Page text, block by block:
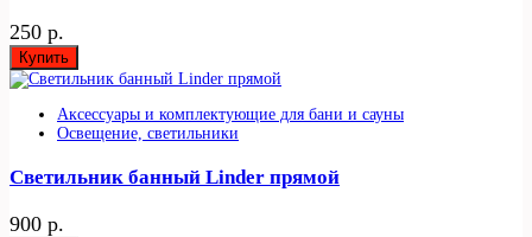
250 р.
Купить
Аксессуары и комплектующие для бани и сауны
Освещение, светильники
Светильник банный Linder прямой
900 р.